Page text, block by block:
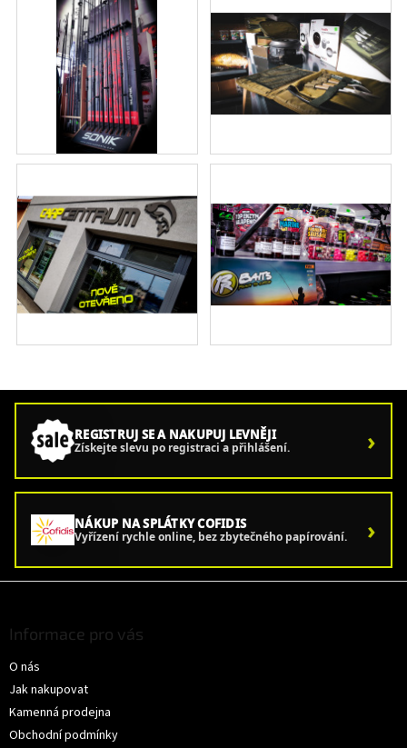
REGISTRUJ SE A NAKUPUJ LEVNĚJI
Získejte slevu po registraci a přihlášení. ›
NÁKUP NA SPLÁTKY COFIDIS
Vyřízení rychle online, bez zbytečného papírování. ›
Informace pro vás
O nás
Jak nakupovat
Kamenná prodejna
Obchodní podmínky